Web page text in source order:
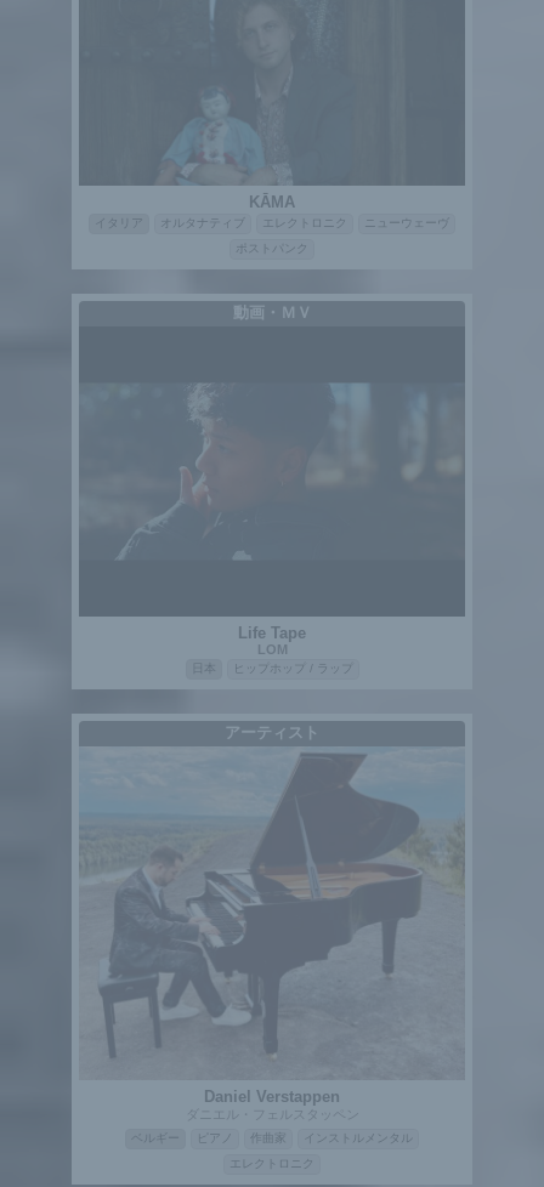
KĀMA
イタリア オルタナティブ エレクトロニク
ニューウェーヴ
ポストパンク
動画・ＭＶ
Life Tape
LOM
ヒップホップ / ラップ
アーティスト
Daniel Verstappen
ダニエル・フェルスタッペン
ベルギー ピアノ 作曲家
インストルメンタル
エレクトロニク